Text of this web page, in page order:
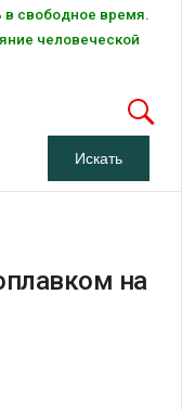
в свободное время.
человеческой
на